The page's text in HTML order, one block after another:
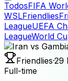
TodosFIFA
WSLFriendlies
LeagueUEFA
LeagueWorld
Friendlies·29
Full-time